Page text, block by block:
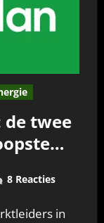
de twee
8 Reacties